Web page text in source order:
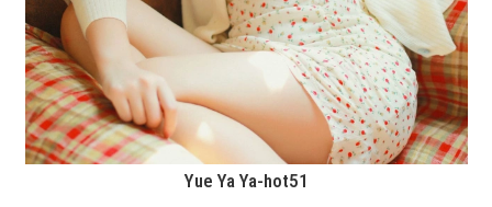
Yue Ya Ya-hot51